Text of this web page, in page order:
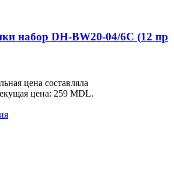
набор DH-BW20-04/6C (12 пр
цена составляла
цена: 259 MDL.